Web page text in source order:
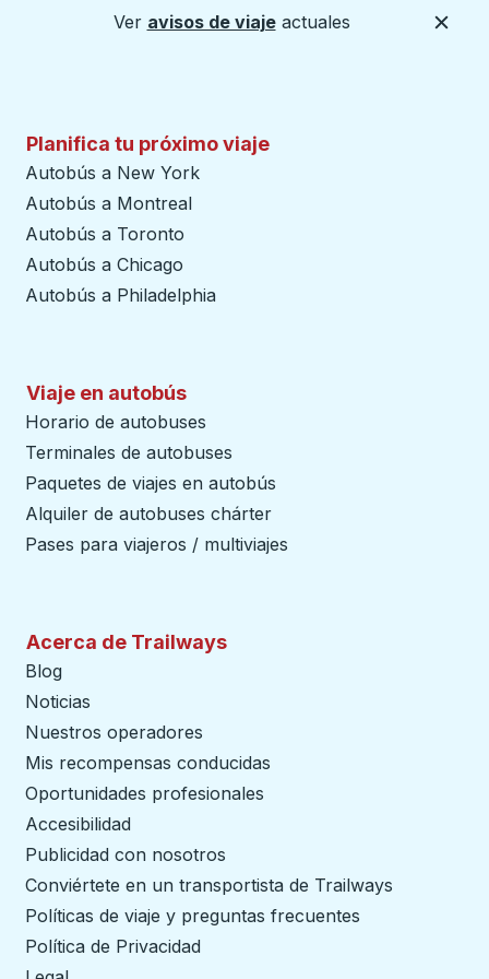
Ver avisos de viajeactuales
Planifica tu próximo viaje
Autobús a New York
Autobús a Montreal
Autobús a Toronto
Autobús a Chicago
Autobús a Philadelphia
Viaje en autobús
Horario de autobuses
Terminales de autobuses
Paquetes de viajes en autobús
Alquiler de autobuses chárter
Pases para viajeros / multiviajes
Acerca de Trailways
Blog
Noticias
Nuestros operadores
Mis recompensas conducidas
Oportunidades profesionales
Accesibilidad
Publicidad con nosotros
Conviértete en un transportista de Trailways
Políticas de viaje y preguntas frecuentes
Política de Privacidad